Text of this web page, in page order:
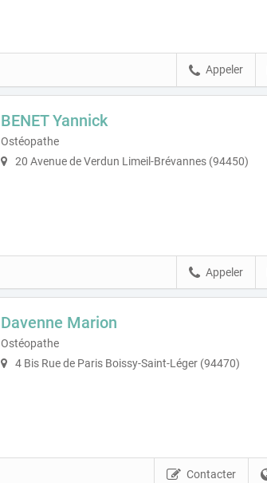
Appeler
BENET Yannick
Ostéopathe
20 Avenue de Verdun Limeil-Brévannes (94450)
Appeler
Davenne Marion
Ostéopathe
4 Bis Rue de Paris Boissy-Saint-Léger (94470)
Contacter